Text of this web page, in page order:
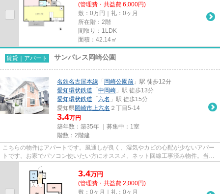
(管理費・共益費 6,000円)
敷：0万円｜礼：0ヶ月
所在階：2階
間取り：1LDK
面積：42.14㎡
賃貸｜アパート サンパレス岡崎公園
名鉄名古屋本線 「 岡崎公園前 」駅 徒歩12分
愛知環状鉄道 「 中岡崎 」駅 徒歩13分
愛知環状鉄道 「 六名 」駅 徒歩15分
愛知県岡崎市上六名 ２丁目5-14
3.4万円
築年数：築35年 ｜募集中： 1室
階数：2階建
こちらの物件はアパートです。風通しが良く、湿気やカビの心配が少ないアパー
トです。お家でパソコン使いたい方にオススメ、ネット回線工事済み物件。当社
3.4万円
(管理費・共益費 2,000円)
敷：0ヶ月｜礼：0ヶ月